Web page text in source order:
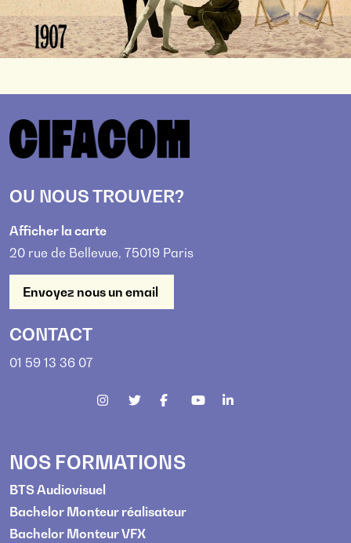
OU NOUS TROUVER?
Afficher la carte
20 rue de Bellevue, 75019 Paris
Envoyez nous un email
CONTACT
01 59 13 36 07
NOS FORMATIONS
BTS Audiovisuel
Bachelor Monteur réalisateur
Bachelor Monteur VFX